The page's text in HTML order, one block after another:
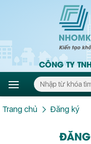
CÔNG TY
Trang chủ Đăng ký